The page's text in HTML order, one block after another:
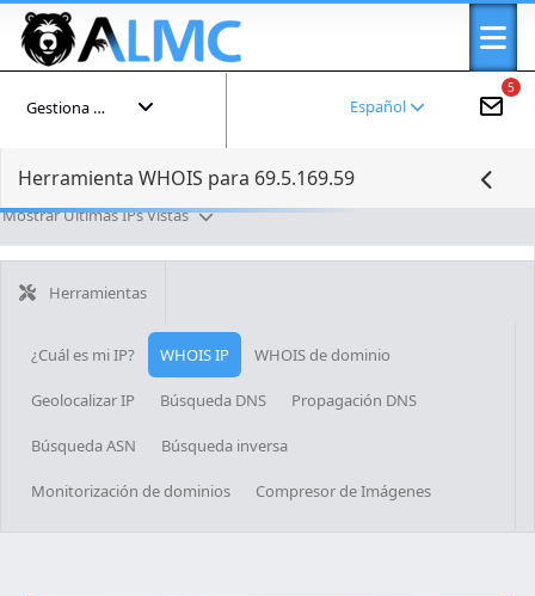
5
Español
Gestiona tu cuenta
Herramienta WHOIS para 69.5.169.59
Mostrar Últimas IPs Vistas
Herramientas
¿Cuál es mi IP? WHOIS IP WHOIS de dominio
Geolocalizar IP Búsqueda DNS Propagación DNS
Búsqueda ASN Búsqueda inversa
Monitorización de dominios Compresor de Imágenes